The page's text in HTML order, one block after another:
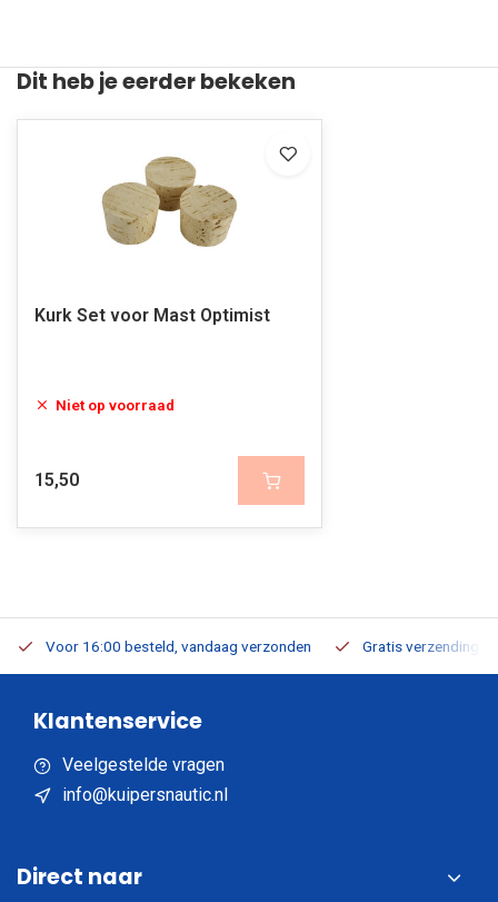
Dit heb je eerder bekeken
Kurk Set voor Mast Optimist
Niet op voorraad
15,50
Voor 16:00 besteld, vandaag verzonden Gratis verzending
Klantenservice
Veelgestelde vragen
info@kuipersnautic.nl
Direct naar